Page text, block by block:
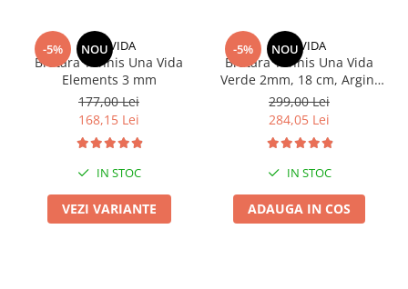
-5% NOU
UNA VIDA
Bratara Tennis Una Vida
Elements 3 mm
177,00 Lei
168,15 Lei
IN STOC
VEZI VARIANTE
-5% NOU
UNA VIDA
Bratara Tennis Una Vida
Verde 2mm, 18 cm, Argint
925
299,00 Lei
284,05 Lei
IN STOC
ADAUGA IN COS